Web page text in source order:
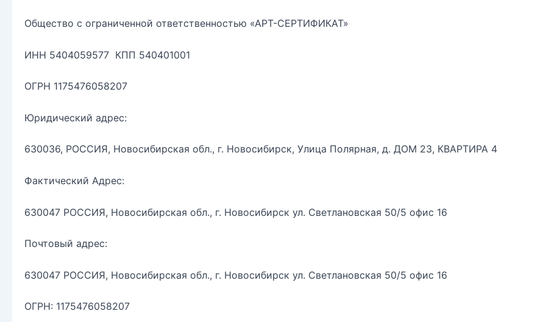
Общество с ограниченной ответственностью «АРТ-СЕРТИФИКАТ»
ИНН 5404059577 КПП 540401001
ОГРН 1175476058207
Юридический адрес:
630036, РОССИЯ, Новосибирская обл., г. Новосибирск, Улица Полярная, д. ДОМ 23, КВАРТИРА 4
Фактический Адрес:
630047 РОССИЯ, Новосибирская обл., г. Новосибирск ул. Светлановская 50/5 офис 16
Почтовый адрес:
630047 РОССИЯ, Новосибирская обл., г. Новосибирск ул. Светлановская 50/5 офис 16
ОГРН: 1175476058207